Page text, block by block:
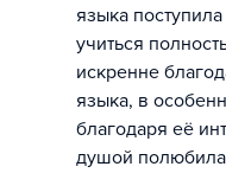
языка
учиться
искренне
языка, в
благодаря её
душой полюбила